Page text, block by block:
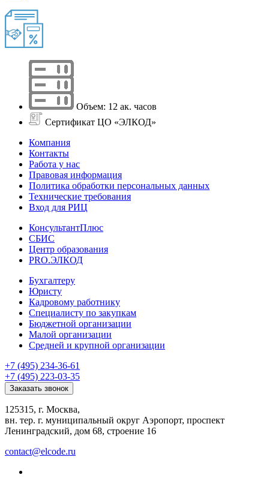
Объем: 12 ак. часов
Сертификат ЦО «ЭЛКОД»
Компания
Контакты
Работа у нас
Правовая информация
Политика обработки персональных данных
Технические требования
Вход для РИЦ
КонсультантПлюс
СБИС
Центр образования
PRO.ЭЛКОД
Бухгалтеру
Юристу
Кадровому работнику
Специалисту по закупкам
Бюджетной организации
Малой организации
Средней и крупной организации
+7 (495) 234-36-61
+7 (495) 223-03-35
Заказать звонок
125315, г. Москва,
вн. тер. г. муниципальный округ Аэропорт, проспект
Ленинградский, дом 68, строение 16
contact@elcode.ru